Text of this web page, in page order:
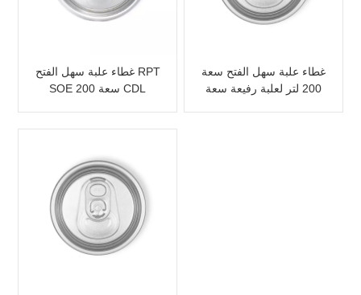
غطاء علبة سهل الفتح RPT
SOE سعة 200 CDL
غطاء علبة سهل الفتح سعة
200 لتر لعلبة رفيعة سعة